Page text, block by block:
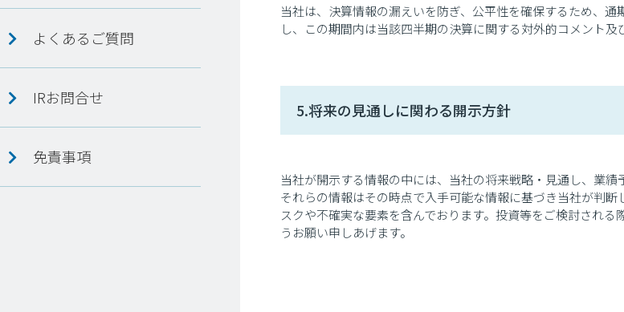
よくあるご質問
IRお問合せ
免責事項
当社は、決算情報の漏えいを防ぎ、公平性を確保するため、
し、この期間内は当該四半期の決算に関する対外的コメント
5.将来の見通しに関わる開示方針
当社が開示する情報の中には、当社の将来戦略・見通し、業
それらの情報はその時点で入手可能な情報に基づき当社が判
スクや不確実な要素を含んでおります。投資等をご検討され
うお願い申しあげます。